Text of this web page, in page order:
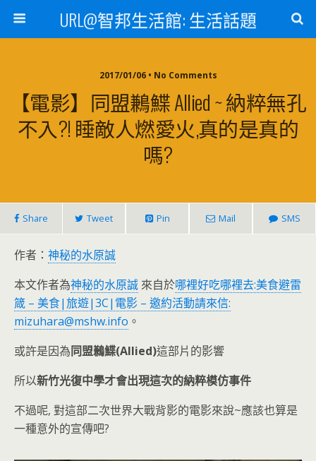
URL@智邦生活館: 生活話題
2017/01/06 • No Comments
【電影】同盟鶼鰈 Allied ~ 納粹無孔
不入?! 睡敵人燃愛火,真的是真的
嗎?
Share Tweet Pin Mail SMS
作者： 神秘的水原誠
本文作者為神秘的水原誠 來自於哪裡好吃哪裡去:美食避雷
箴 – 美食|旅遊|3C|電影 – 邀約活動請來信:
mizuhara@mshw.info 。
或許是因為同盟鶼鰈(Allied)這部片的影響
所以新竹光復中學才會出現這次的納粹模仿事件
不過呢, 對這部二次世界大戰背影的電影來說~應該也算是
一種意外的宣傳吧?